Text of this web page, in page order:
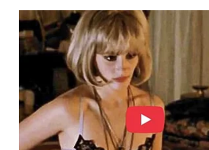
WN
BORNEO
Media
Group
WAHANA